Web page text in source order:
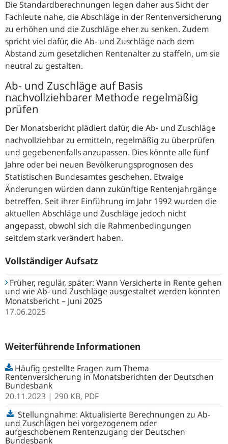
Die Standardberechnungen legen daher aus Sicht der
Fachleute nahe, die Abschläge in der Rentenversicherung
zu erhöhen und die Zuschläge eher zu senken. Zudem
spricht viel dafür, die Ab- und Zuschläge nach dem
Abstand zum gesetzlichen Rentenalter zu staffeln, um sie
neutral zu gestalten.
Ab- und Zuschläge auf Basis
nachvollziehbarer Methode regelmäßig
prüfen
Der Monatsbericht plädiert dafür, die Ab- und Zuschläge
nachvollziehbar zu ermitteln, regelmäßig zu überprüfen
und gegebenenfalls anzupassen. Dies könnte alle fünf
Jahre oder bei neuen Bevölkerungsprognosen des
Statistischen Bundesamtes geschehen. Etwaige
Änderungen würden dann zukünftige Rentenjahrgänge
betreffen. Seit ihrer Einführung im Jahr 1992 wurden die
aktuellen Abschläge und Zuschläge jedoch nicht
angepasst, obwohl sich die Rahmenbedingungen
seitdem stark verändert haben.
Vollständiger Aufsatz
Früher, regulär, später: Wann Versicherte in Rente gehen
und wie Ab- und Zuschläge ausgestaltet werden könnten
Monatsbericht – Juni 2025
17.06.2025
Weiterführende Informationen
Häufig gestellte Fragen zum Thema
Rentenversicherung in Monatsberichten der Deutschen
Bundesbank
20.11.2023 | 290 KB, PDF
Stellungnahme: Aktualisierte Berechnungen zu Ab-
und Zuschlägen bei vorgezogenem oder
aufgeschobenem Rentenzugang der Deutschen
Bundesbank